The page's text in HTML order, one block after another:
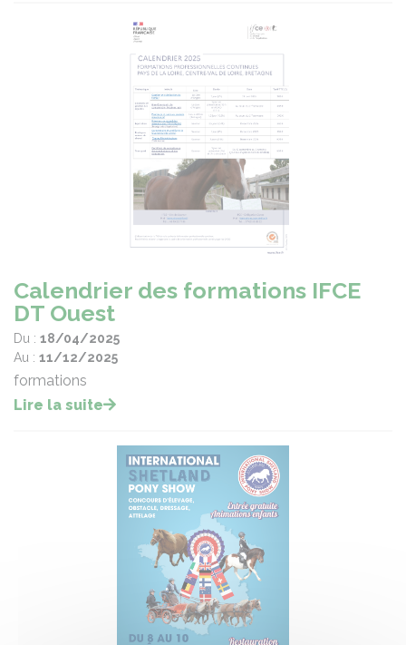
Calendrier des formations IFCE
DT Ouest
Du : 18/04/2025
Au : 11/12/2025
formations
Lire la suite